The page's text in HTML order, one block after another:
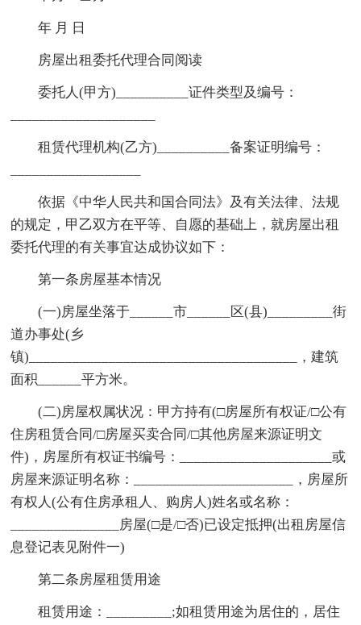
年 月 日
房屋出租委托代理合同阅读
委托人(甲方)__________证件类型及编号：
租赁代理机构(乙方)__________备案证明编号：
依据《中华人民共和国合同法》及有关法律、法规
的规定，甲乙双方在平等、自愿的基础上，就房屋出租
委托代理的有关事宜达成协议如下：
第一条房屋基本情况
(一)房屋坐落于______市______区(县)_________街
道办事处(乡
镇)_____________________________________，建筑
面积______平方米。
(二)房屋权属状况：甲方持有(□房屋所有权证/□公有
住房租赁合同/□房屋买卖合同/□其他房屋来源证明文
件)，房屋所有权证书编号：_____________________或
房屋来源证明名称：______________________，房屋所
有权人(公有住房承租人、购房人)姓名或名称：
_______________房屋(□是/□否)已设定抵押(出租房屋信
息登记表见附件一)
第二条房屋租赁用途
租赁用途：_________;如租赁用途为居住的，居住